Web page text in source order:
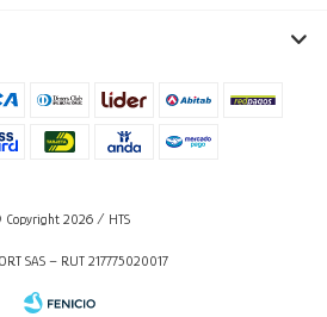
2026 / HTS
SAS – RUT 217775020017